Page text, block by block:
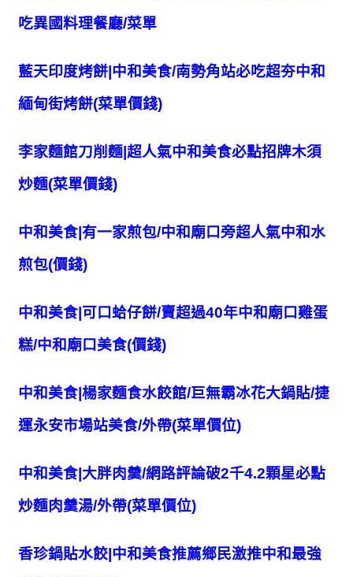
吃異國料理餐廳/菜單
藍天印度烤餅|中和美食/南勢角站必吃超夯中和
緬甸街烤餅(菜單價錢)
李家麵館刀削麵|超人氣中和美食必點招牌木須
炒麵(菜單價錢)
中和美食|有一家煎包/中和廟口旁超人氣中和水
煎包(價錢)
中和美食|可口蛤仔餅/賣超過40年中和廟口雞蛋
糕/中和廟口美食(價錢)
中和美食|楊家麵食水餃館/巨無霸冰花大鍋貼/捷
運永安市場站美食/外帶(菜單價位)
中和美食|大胖肉羹/網路評論破2千4.2顆星必點
炒麵肉羹湯/外帶(菜單價位)
香珍鍋貼水餃|中和美食推薦鄉民激推中和最強